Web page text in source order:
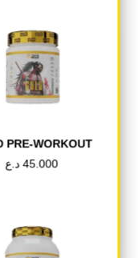
PRE-WORKOUT
45.000 د.ع